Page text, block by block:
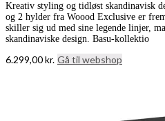
Kreativ styling og tidløst skandinavisk
og 2 hylder fra Woood Exclusive er
skiller sig ud med sine legende linjer,
skandinaviske design. Basu-kollektio
6.299,00kr. Gå til webshop